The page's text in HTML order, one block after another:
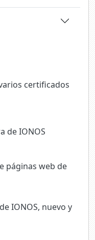
certificados
de IONOS
páginas web de
IONOS, nuevo y